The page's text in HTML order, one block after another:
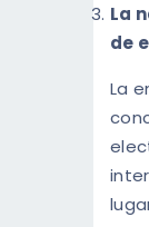
La
de
La